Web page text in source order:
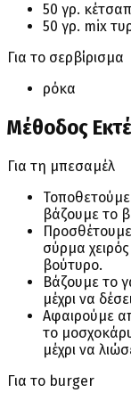
50 γρ. κέτσαπ
50 γρ. mix
Για το σερβίρισμα
ρόκα
Μέθοδος
Για τη μπεσαμέλ
Τοποθετούμε
βάζουμε το
σύρμα
βούτυρο.
Βάζουμε το
μέχρι να
Αφαιρούμε
το
μέχρι να
Για το burger